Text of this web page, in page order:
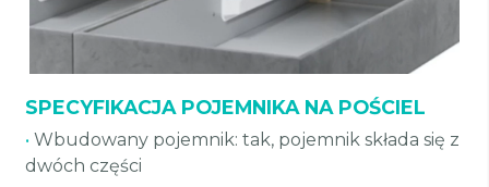
SPECYFIKACJA POJEMNIKA NA POŚCIEL
• Wbudowany pojemnik: tak, pojemnik składa się z
dwóch części